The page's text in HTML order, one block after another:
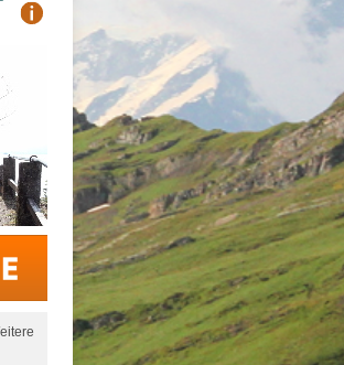
Trail-Suche